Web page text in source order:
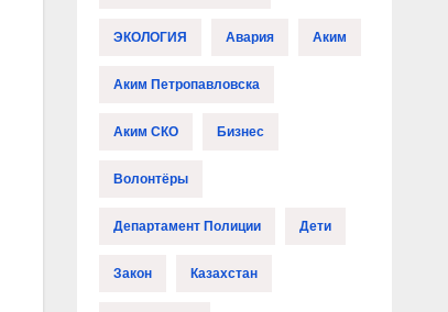
ЭКОЛОГИЯ Авария Аким
Аким Петропавловска
Аким СКО Бизнес
Волонтёры
Департамент Полиции Дети
Закон Казахстан